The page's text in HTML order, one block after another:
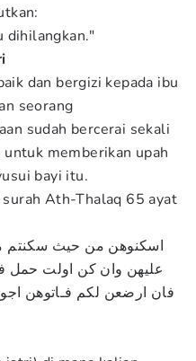
dihilangkan."
dan bergizi kepada ibu
seorang
sudah bercerai sekali
memberikan upah
bayi itu.
Ath-Thalaq 65 ayat
اسكنوهن من حيث سكنتم
عليهن وان كن اولت حمل
فان ارضعن لكم فـاتوهن